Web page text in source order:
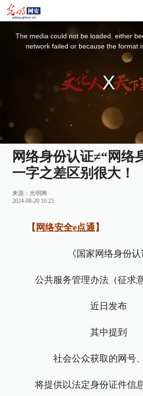
The media could not be loaded, either
network failed or because the format
网络身份认证≠“网络
一字之差区别很大！
来源： 光明网
2024-08-20 10:23
【 网络安全e点通】
《国家网络身份认
公共服务管理办法（征求
近日发布
其中提到
社会公众获取的网号
将提供以法定身份证件信